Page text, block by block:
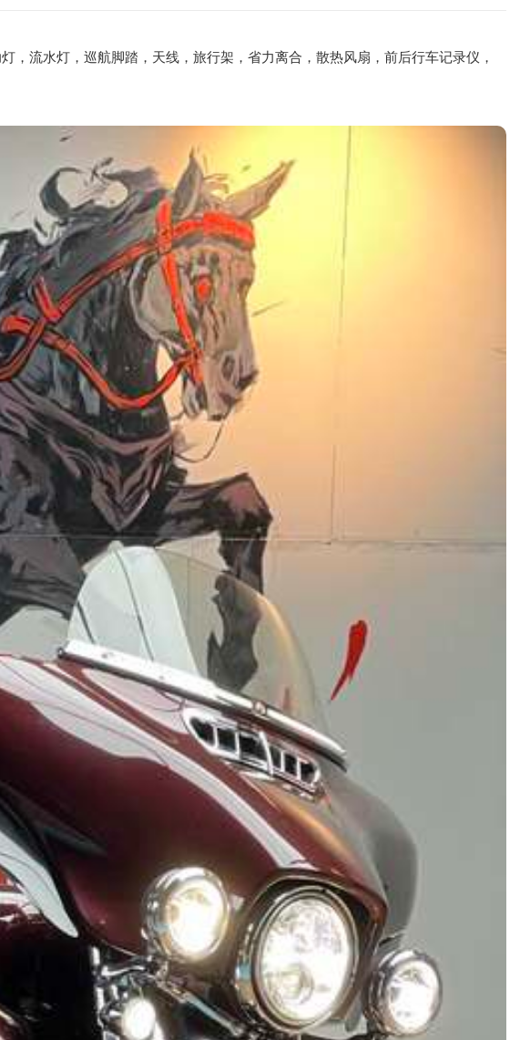
流水灯，巡航脚踏，天线，旅行架，省力离合，散热风扇，前后行车记录仪，